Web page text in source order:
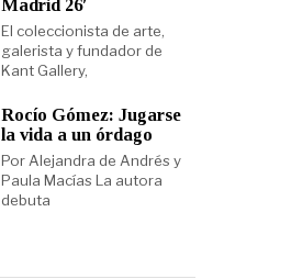
Madrid 26′
El coleccionista de arte,
galerista y fundador de
Kant Gallery,
Rocío Gómez: Jugarse
la vida a un órdago
Por Alejandra de Andrés y
Paula Macías La autora
debuta